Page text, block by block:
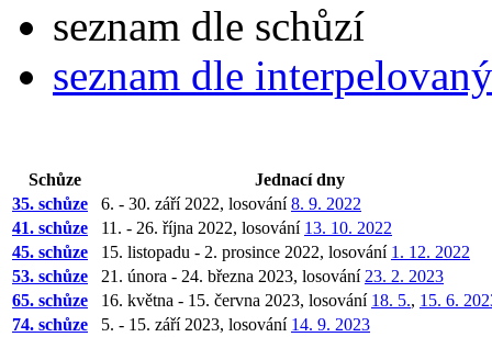
seznam dle schůzí
seznam dle
Schůze
Jednací dny
35. schůze
6. - 30. září 2022, losování8. 9. 2022
41. schůze
11. - 26. října 2022, losování 13. 10. 2022
45. schůze
15. listopadu - 2. prosince 2022, losování 1. 12. 2022
53. schůze
21. února - 24. března 2023, losování 23. 2. 2023
65. schůze
16. května - 15. června 2023, losování 18. 5., 15. 6.
74. schůze
5. - 15. září 2023, losování 14. 9. 2023